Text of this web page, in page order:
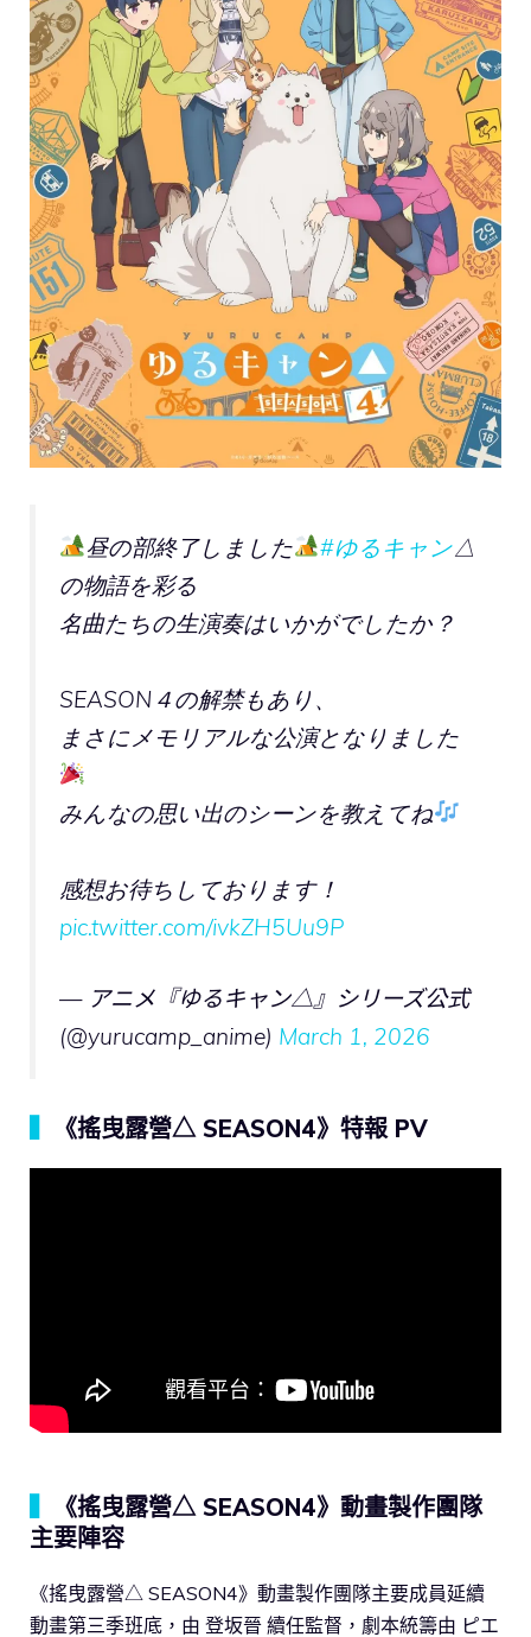
昼の部終了しました #ゆるキャン△
の物語を彩る
名曲たちの生演奏はいかがでしたか？
SEASON４の解禁もあり、
まさにメモリアルな公演となりました
みんなの思い出のシーンを教えてね
感想お待ちしております！
pic.twitter.com/ivkZH5Uu9P
— アニメ『ゆるキャン△』シリーズ公式
(@yurucamp_anime) March 1, 2026
《搖曳露營△ SEASON4》特報 PV
《搖曳露營△ SEASON4》動畫製作團隊
主要陣容
《搖曳露營△ SEASON4》動畫製作團隊主要成員延續
動畫第三季班底，由 登坂晉 續任監督，劇本統籌由 ピエ